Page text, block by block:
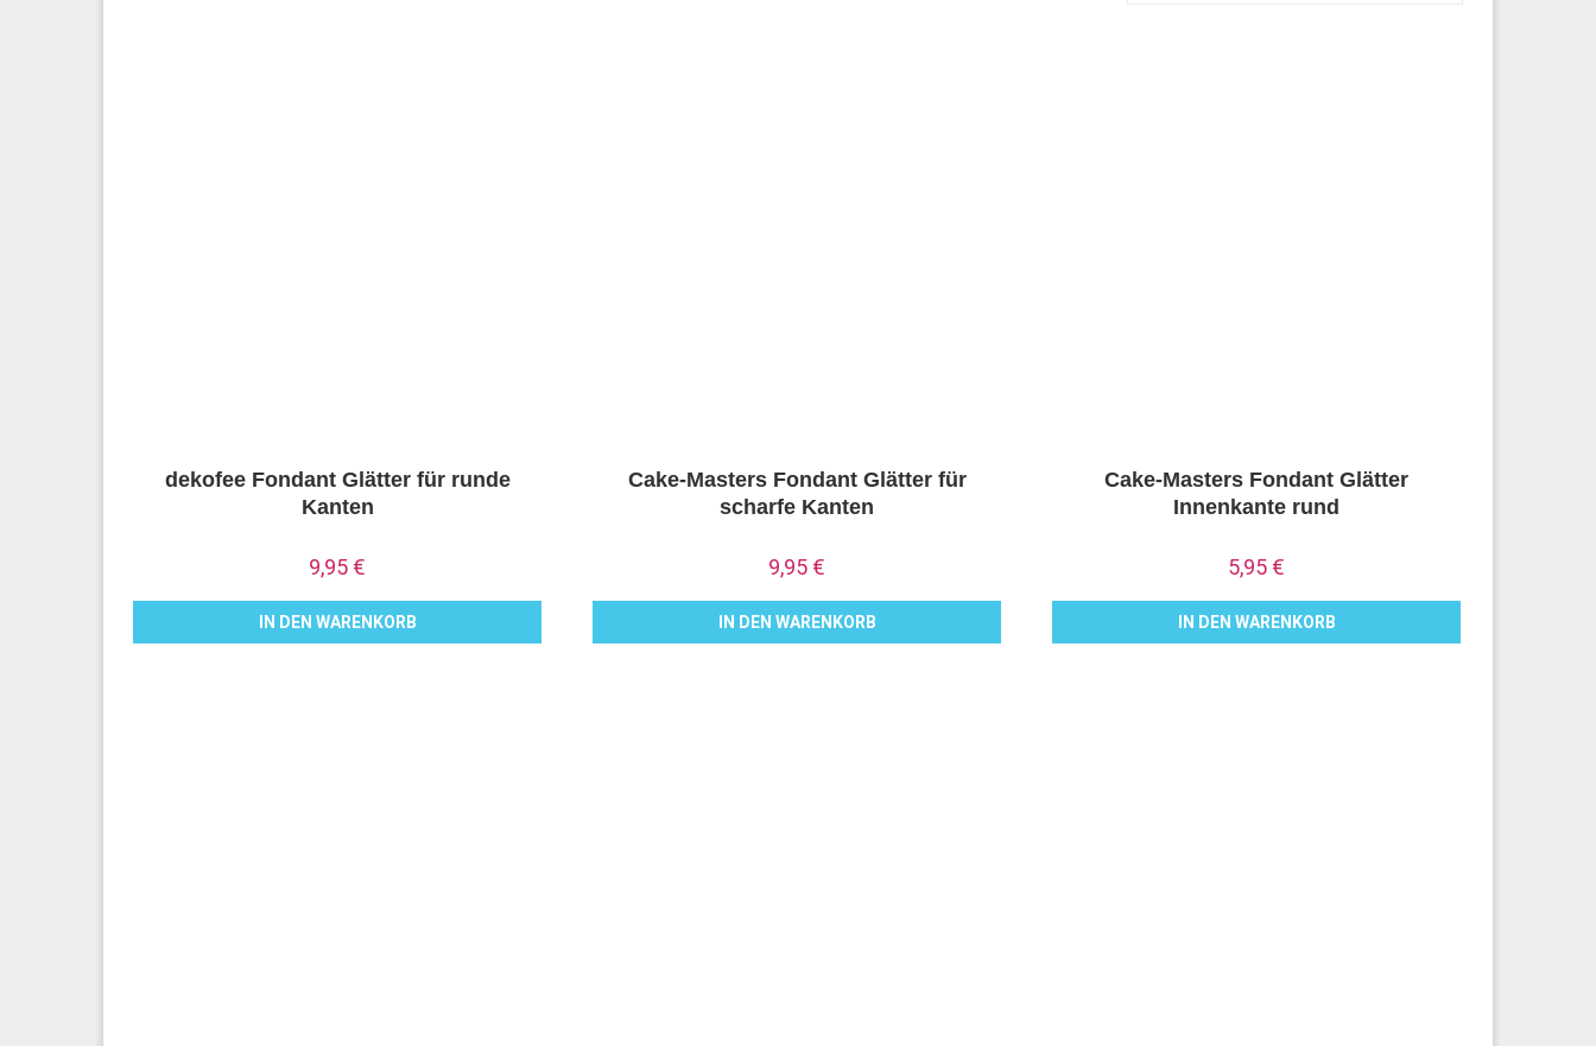
dekofee Fondant Glätter für runde
Kanten
9,95 €
IN DEN WARENKORB
Cake-Masters Fondant Glätter für
scharfe Kanten
9,95 €
IN DEN WARENKORB
Cake-Masters Fondant Glätter
Innenkante rund
5,95 €
IN DEN WARENKORB